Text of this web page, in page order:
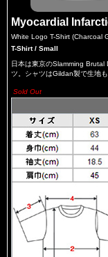
Myocardial
White Logo T-Shirt (Charcoal
T-Shirt / Small
日本は東京のSlamming
ツ。シャツはGildan製で生地
Sold Out